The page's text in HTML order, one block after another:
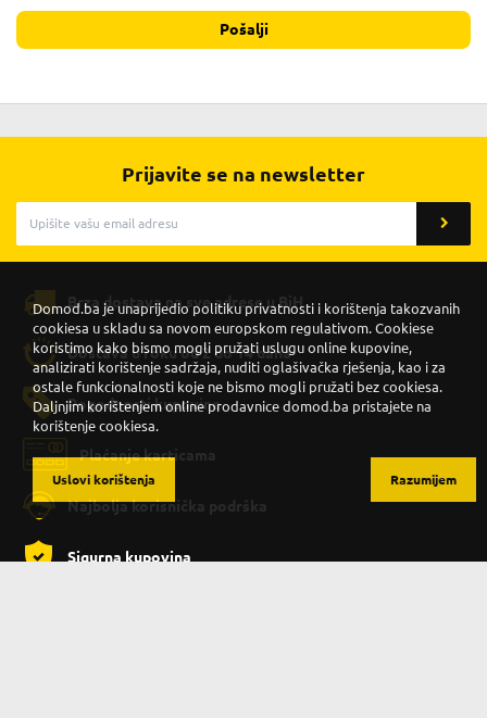
Pošalji
Prijavite se na newsletter
Brza dostava na sve adrese u BiH
Dostava u roku od 2 do 14 dana
Pogodnosti kupovine
Plaćanje karticama
Najbolja korisnička podrška
Sigurna kupovina
Domod.ba je unaprijedio politiku privatnosti i korištenja takozvanih
cookiesa u skladu sa novom europskom regulativom. Cookiese
koristimo kako bismo mogli pružati uslugu online kupovine,
analizirati korištenje sadržaja, nuditi oglašivačka rješenja, kao i za
ostale funkcionalnosti koje ne bismo mogli pružati bez cookiesa.
Daljnjim korištenjem online prodavnice domod.ba pristajete na
korištenje cookiesa.
Razumijem
Uslovi korištenja